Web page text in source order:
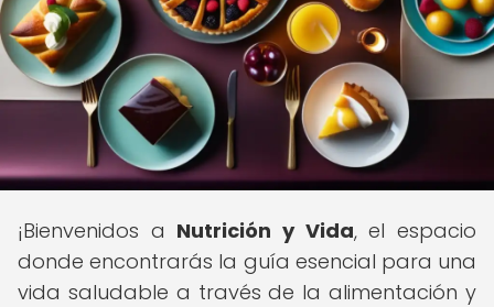
¡Bienvenidos a Nutrición y Vida, el espacio
donde encontrarás la guía esencial para una
vida saludable a través de la alimentación y